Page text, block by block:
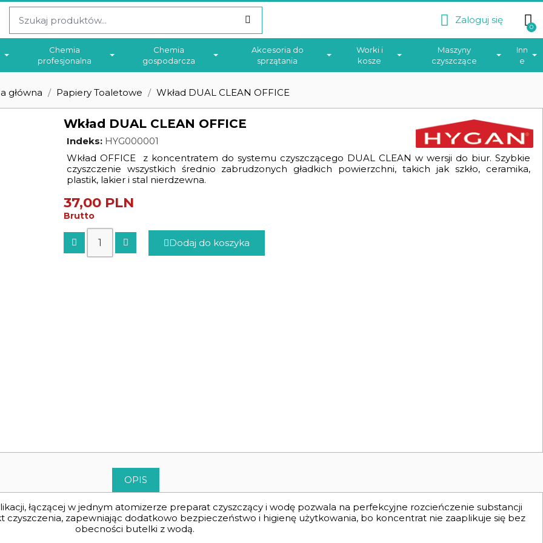
Zaloguj się
Chemia
profesjonalna
Chemia
gospodarcza
Akcesoria do
sprzątania
Worki i
kosze
Maszyny
czyszczące
Inn
e
główna Papiery Toaletowe Wkład DUAL CLEAN OFFICE
Wkład DUAL CLEAN OFFICE
Indeks HYG000001
Wkład OFFICE z koncentratem do systemu czyszczącego DUAL CLEAN w wersji do biur. Szybkie
czyszczenie wszystkich średnio zabrudzonych gładkich powierzchni, takich jak szkło, ceramika,
plastik, lakier i stal nierdzewna.
37,00 PLN
Brutto
Dodaj do koszyka
OPIS
łączącej w jednym atomizerze preparat czyszczący i wodę pozwala na perfekcyjne rozcieńczenie substancji
czyszczenia, zapewniając dodatkowo bezpieczeństwo i higienę użytkowania, bo koncentrat nie zaaplikuje się bez
obecności butelki z wodą.